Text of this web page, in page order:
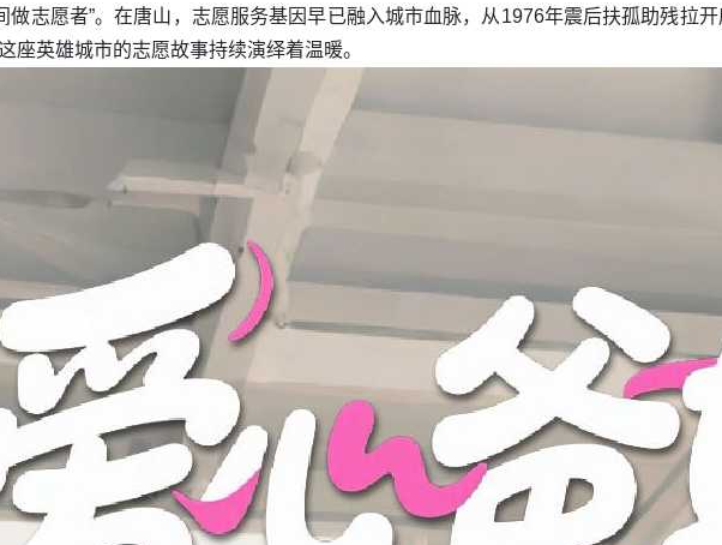
做志愿者”。在唐山，志愿服务基因早已融入城市血脉，从1976年震后扶孤助残拉
座英雄城市的志愿故事持续演绎着温暖。